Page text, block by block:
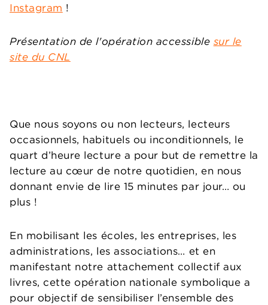
Instagram !
Présentation de l'opération accessible sur le
site du CNL
Que nous soyons ou non lecteurs, lecteurs
occasionnels, habituels ou inconditionnels, le
quart d’heure lecture a pour but de remettre la
lecture au cœur de notre quotidien, en nous
donnant envie de lire 15 minutes par jour… ou
plus !
En mobilisant les écoles, les entreprises, les
administrations, les associations… et en
manifestant notre attachement collectif aux
livres, cette opération nationale symbolique a
pour objectif de sensibiliser l’ensemble des